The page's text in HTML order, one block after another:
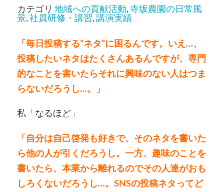
カテゴリ 地域への貢献活動,寺坂農園の日常風
景,社員研修・講習,講演実績
「毎日投稿する“ネタ”に困るんです。いえ…、
投稿したいネタはたくさんあるんですが、専門
的なことを書いたらそれに興味のない人はつま
らないだろうし…。」
私「なるほど」
「自分は自己啓発も好きで、そのネタを書いた
ら他の人が引くだろうし。一方、趣味のことを
書いたら、本業から離れるのでその人達がおも
しろくないだろうし…。SNSの投稿ネタってど